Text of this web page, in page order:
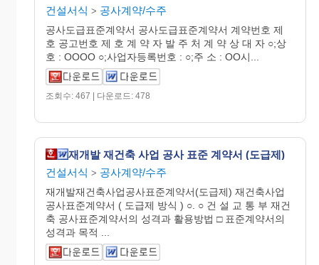
건설서식 > 공사계약/수주
공사도급표준계약서 공사도급표준계약서 계약번호 제
호 공고번호 제 호 계 약 자 발 주 처 계 약 상 대 자 ○;상
호 : OOOO ○;사업자등록번호 : ○;주 소 : OO시...
조회수: 467 | 다운로드: 478
재개발 재건축 사업 공사 표준 계약서 (도급제)
건설서식 > 공사계약/수주
재개발재건축사업공사표준계약서(도급제) 재건축사업
공사표준계약서 ( 도급제 방식 ) ○. ○ 건 설 교 통 부 재건
축 공사표준계약서의 성격과 활용방법 □ 표준계약서의
성격과 목적 ...